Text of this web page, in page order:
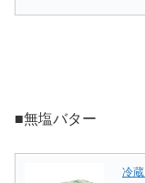
■無塩バター
冷